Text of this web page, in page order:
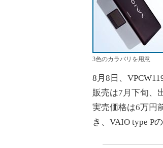
3色のカラバリを用意
8月8日、
販売は7月下旬、
実売価格は6万円
き、VAIO type P